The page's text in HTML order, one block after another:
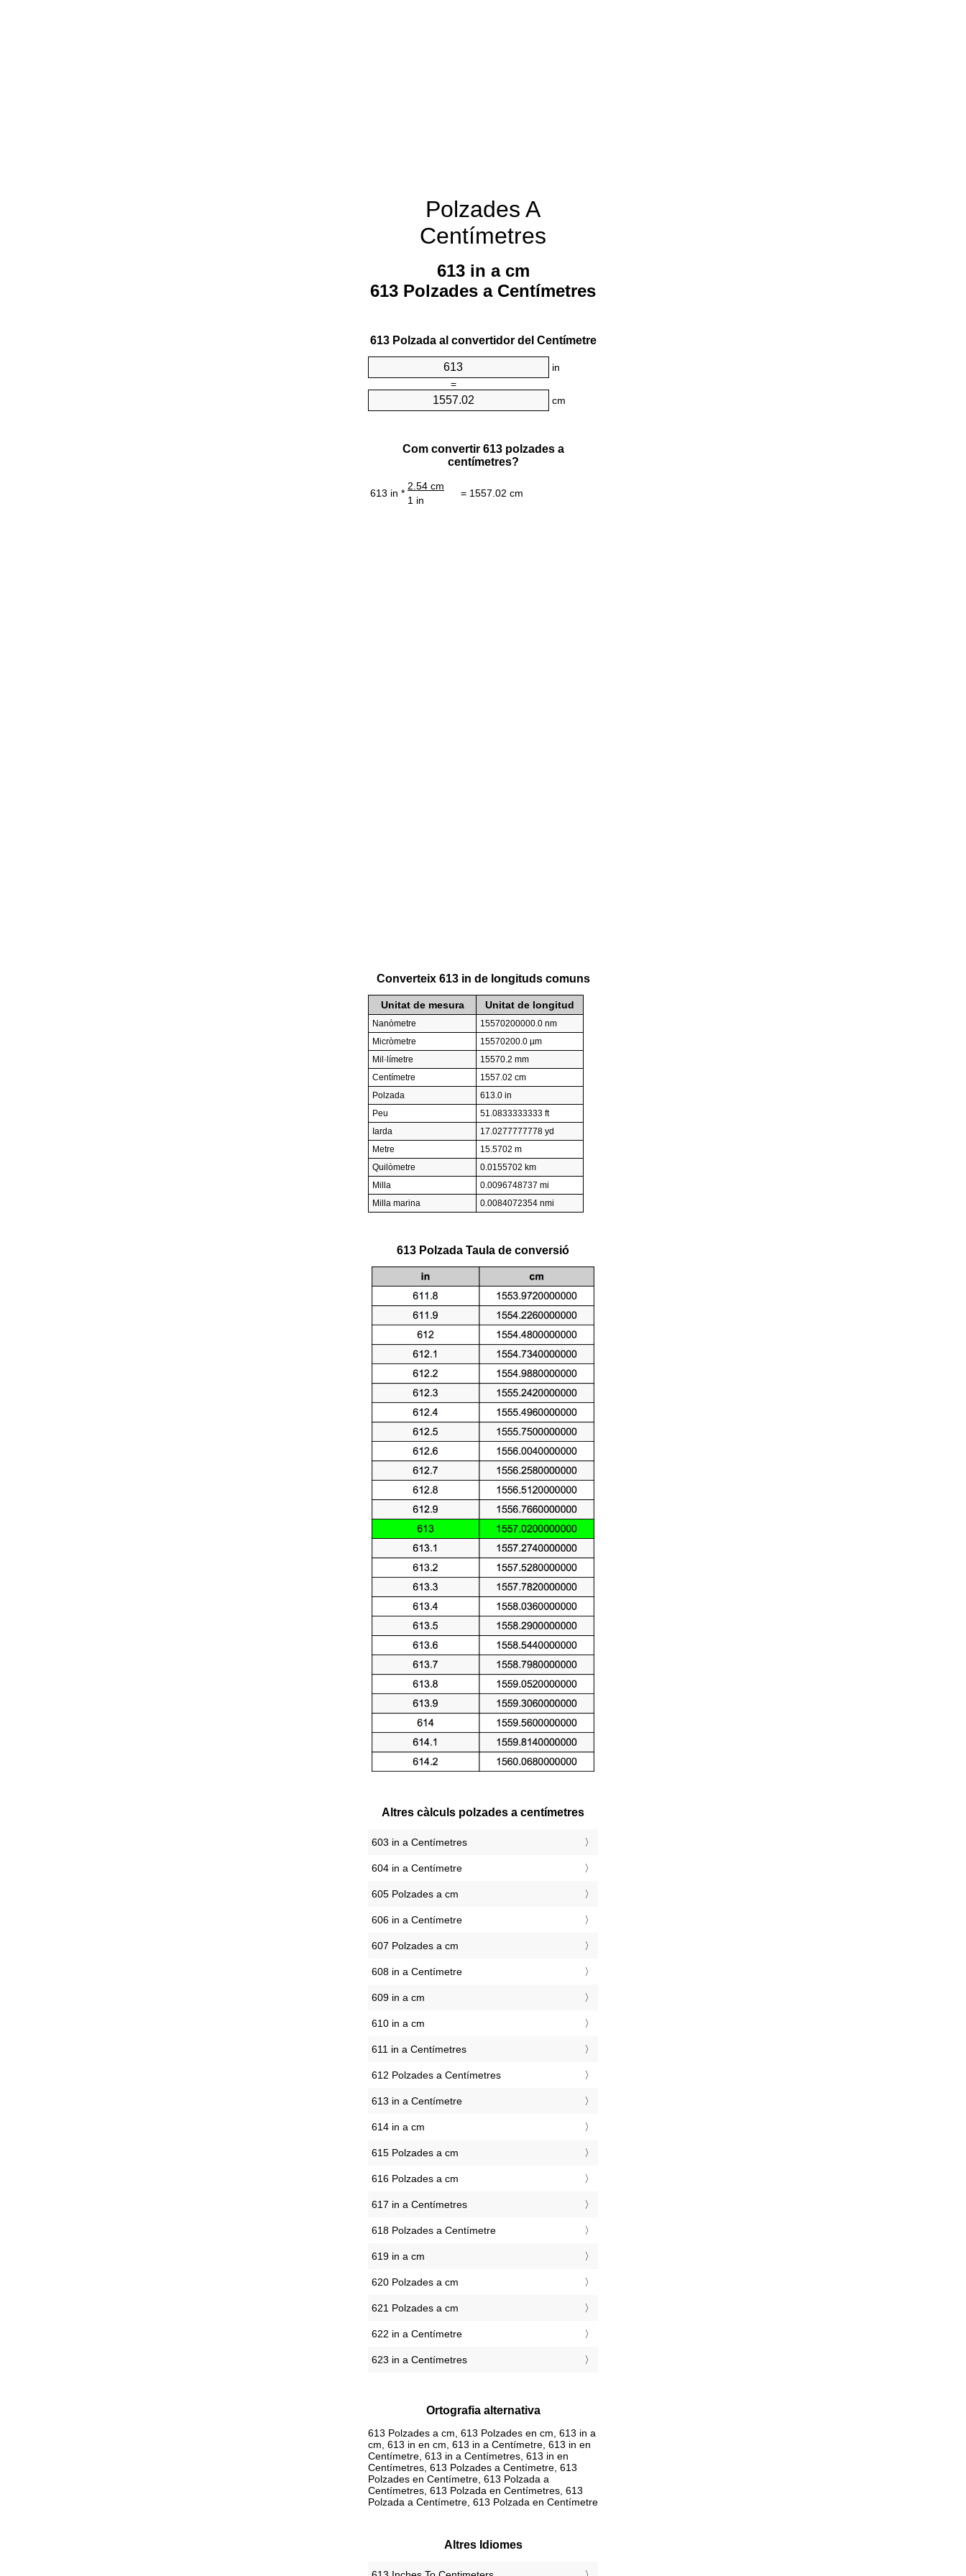
Polzades A
Centímetres
613 in a cm
613 Polzades a Centímetres
613 Polzada al convertidor del Centímetre
in
=
cm
Com convertir 613 polzades a
centímetres?
613 in *
2.54 cm
= 1557.02 cm
1 in
Converteix 613 in de longituds comuns
Unitat de mesura Unitat de longitud
Nanòmetre
15570200000.0 nm
Micròmetre
15570200.0 µm
Mil·límetre
15570.2 mm
Centímetre
1557.02 cm
Polzada
613.0 in
Peu
51.0833333333 ft
Iarda
17.0277777778 yd
Metre
15.5702 m
Quilòmetre
0.0155702 km
Milla
0.0096748737 mi
Milla marina
0.0084072354 nmi
613 Polzada Taula de conversió
Altres càlculs polzades a centímetres
603 in a Centímetres
604 in a Centímetre
605 Polzades a cm
606 in a Centímetre
607 Polzades a cm
608 in a Centímetre
609 in a cm
610 in a cm
611 in a Centímetres
612 Polzades a Centímetres
613 in a Centímetre
614 in a cm
615 Polzades a cm
616 Polzades a cm
617 in a Centímetres
618 Polzades a Centímetre
619 in a cm
620 Polzades a cm
621 Polzades a cm
622 in a Centímetre
623 in a Centímetres
Ortografia alternativa
613 Polzades a cm, 613 Polzades en cm, 613 in a
cm, 613 in en cm, 613 in a Centímetre, 613 in en
Centímetre, 613 in a Centímetres, 613 in en
Centímetres, 613 Polzades a Centímetre, 613
Polzades en Centímetre, 613 Polzada a
Centímetres, 613 Polzada en Centímetres, 613
Polzada a Centímetre, 613 Polzada en Centímetre
Altres Idiomes